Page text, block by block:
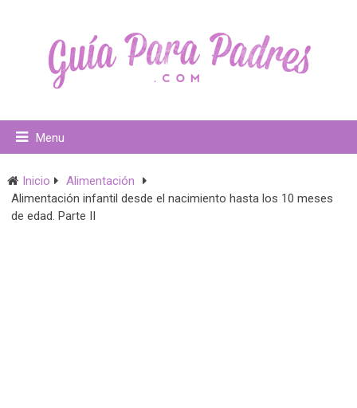
Menu
Inicio
Alimentación
Alimentación infantil desde el nacimiento hasta los 10 meses
de edad. Parte II